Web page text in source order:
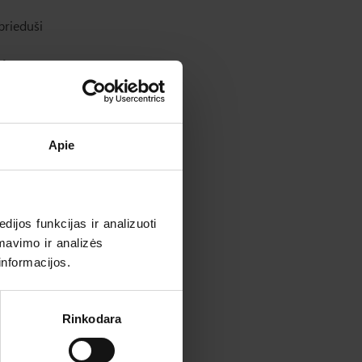
Apie
funkcijas ir analizuoti
ir analizės
Rinkodara